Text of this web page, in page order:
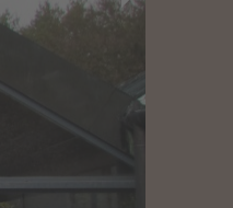
Weihnachtsbrief 2023
Weihnachtsbrief 2022